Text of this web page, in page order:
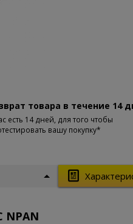
товара в течение 14
есть 14 дней, для того чтобы
вашу покупку*
NPAN